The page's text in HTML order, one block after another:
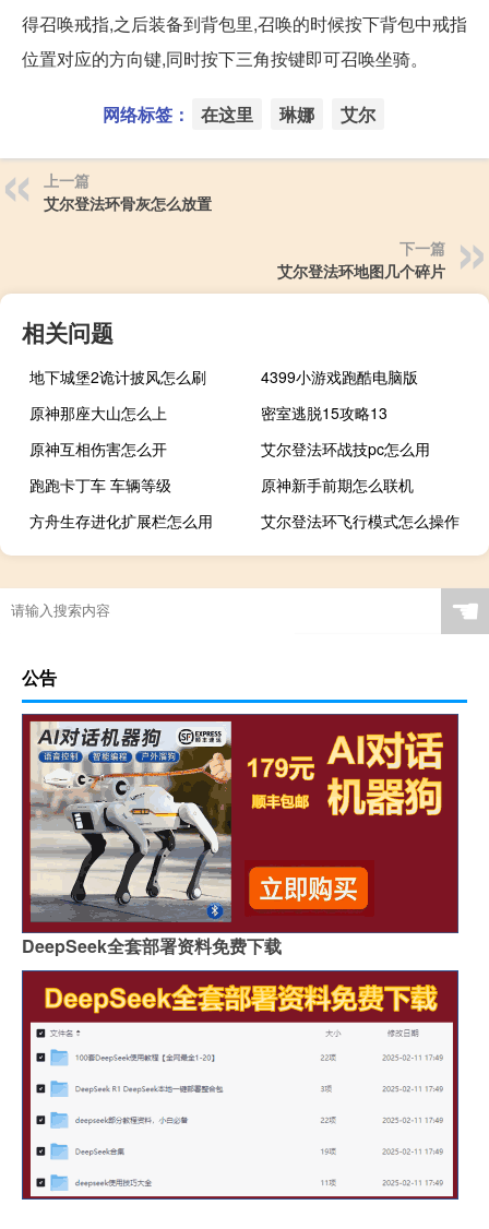
得召唤戒指,之后装备到背包里,召唤的时候按下背包中戒指
位置对应的方向键,同时按下三角按键即可召唤坐骑。
网络标签： 在这里 琳娜 艾尔
上一篇
艾尔登法环骨灰怎么放置
下一篇
艾尔登法环地图几个碎片
相关问题
地下城堡2诡计披风怎么刷
4399小游戏跑酷电脑版
原神那座大山怎么上
密室逃脱15攻略13
原神互相伤害怎么开
艾尔登法环战技pc怎么用
跑跑卡丁车 车辆等级
原神新手前期怎么联机
方舟生存进化扩展栏怎么用
艾尔登法环飞行模式怎么操作
☚
公告
DeepSeek全套部署资料免费下载